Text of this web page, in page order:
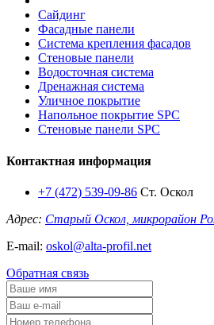
Сайдинг
Фасадные панели
Система крепления фасадов
Стеновые панели
Водосточная система
Дренажная система
Уличное покрытие
Напольное покрытие SPC
Стеновые панели SPC
Контактная информация
+7 (472) 539-09-86 Ст. Оскол
Адрес: Старый Оскол, микрорайон
E-mail: oskol@alta-profil.net
Обратная связь